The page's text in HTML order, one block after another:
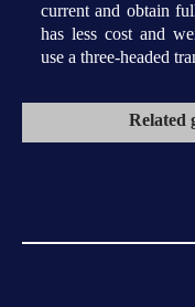
current and obtain
has less cost and
use a three-headed